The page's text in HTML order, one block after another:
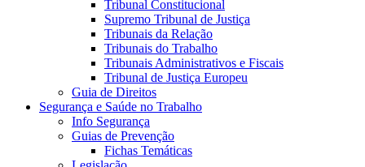
Tribunal Constitucional
Supremo Tribunal de Justiça
Tribunais da Relação
Tribunais do Trabalho
Tribunais Administrativos e Fiscais
Tribunal de Justiça Europeu
Guia de Direitos
Segurança e Saúde no Trabalho
Info Segurança
Guias de Prevenção
Fichas Temáticas